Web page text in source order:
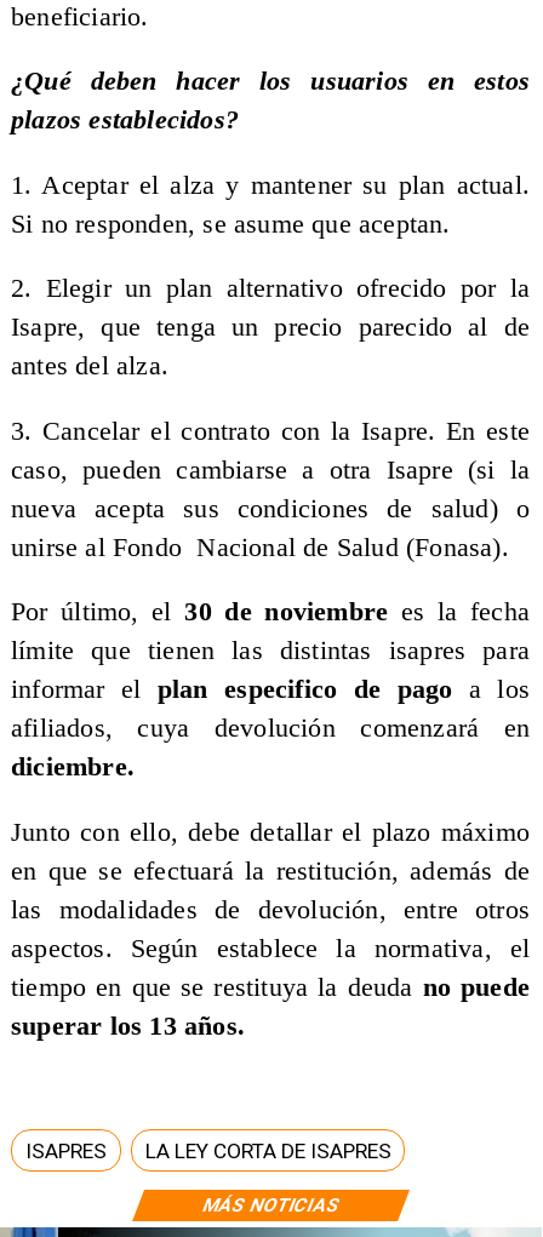
MÁS NOTICIAS
beneficiario.
¿Qué deben hacer los usuarios en estos
plazos establecidos?
1. Aceptar el alza y mantener su plan actual.
Si no responden, se asume que aceptan.
2. Elegir un plan alternativo ofrecido por la
Isapre, que tenga un precio parecido al de
antes del alza.
3. Cancelar el contrato con la Isapre. En este
caso, pueden cambiarse a otra Isapre (si la
nueva acepta sus condiciones de salud) o
unirse al Fondo Nacional de Salud (Fonasa).
Por último, el30 de noviembre es la fecha
límite que tienen las distintas isapres para
informar el plan especifico de pago a los
afiliados, cuya devolución comenzará en
diciembre.
Junto con ello, debe detallar el plazo máximo
en que se efectuará la restitución, además de
las modalidades de devolución, entre otros
aspectos. Según establece la normativa, el
tiempo en que se restituya la deuda no puede
superar los 13 años.
ISAPRES LA LEY CORTA DE ISAPRES